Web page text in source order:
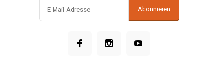
Abonnieren